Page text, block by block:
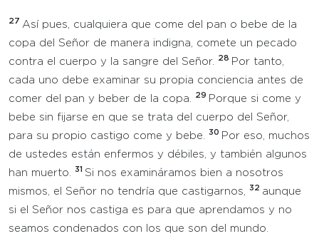
27 Así pues, cualquiera que come del pan o bebe de la
copa del Señor de manera indigna, comete un pecado
contra el cuerpo y la sangre del Señor.
28 Por tanto,
cada uno debe examinar su propia conciencia antes de
comer del pan y beber de la copa.
29 Porque si come y
bebe sin fijarse en que se trata del cuerpo del Señor,
para su propio castigo come y bebe.
30 Por eso, muchos
de ustedes están enfermos y débiles, y también algunos
han muerto.
31 Si nos examináramos bien a nosotros
mismos, el Señor no tendría que castigarnos,
32 aunque
si el Señor nos castiga es para que aprendamos y no
seamos condenados con los que son del mundo.